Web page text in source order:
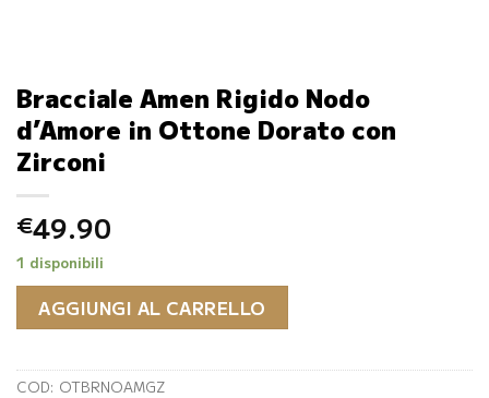
Bracciale Amen Rigido Nodo
d’Amore in Ottone Dorato con
Zirconi
€49.90
1 disponibili
AGGIUNGI AL CARRELLO
COD: OTBRNOAMGZ